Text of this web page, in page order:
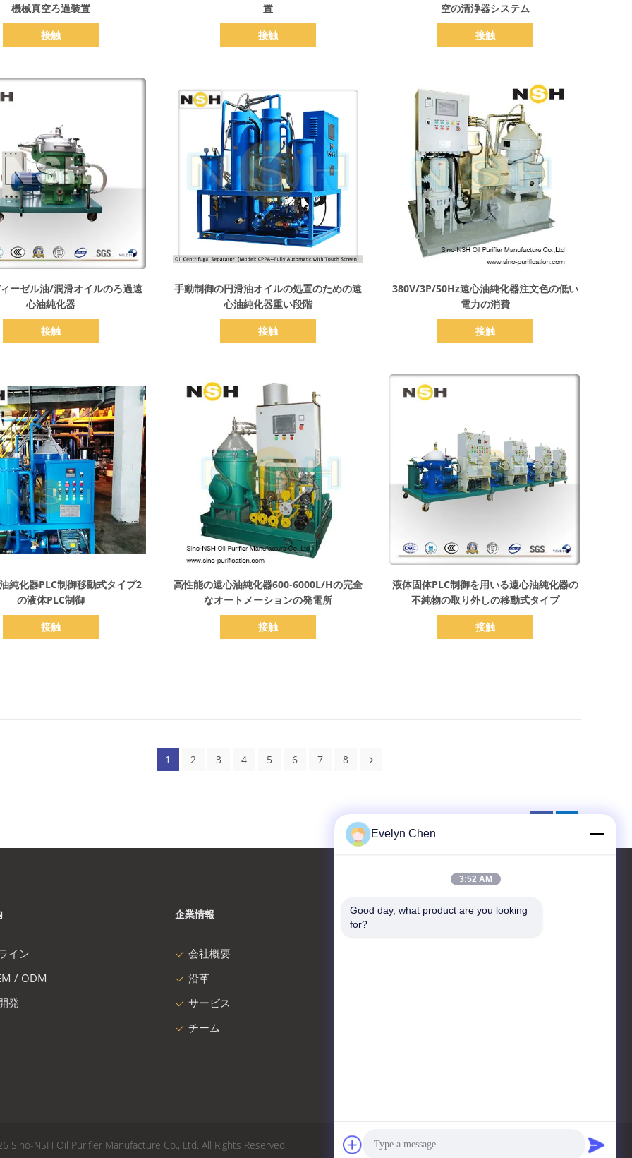
機械真空ろ過装置
接触
置
接触
空の清浄器システム
接触
ーゼル油/潤滑オイルのろ過遠
心油純化器
接触
手動制御の円滑油オイルの処置のための遠
心油純化器重い段階
接触
詳細を表示
380V/3P/50Hz遠心油純化器注文色の低い
電力の消費
接触
純化器PLC制御移動式タイプ2
の液体PLC制御
接触
高性能の遠心油純化器600-6000L/Hの完全
なオートメーションの発電所
接触
液体固体PLC制御を用いる遠心油純化器の
不純物の取り外しの移動式タイプ
接触
1 2 3 4 5 6 7 8
イン
/ ODM
発
企業情報
会社概要
沿革
サービス
チーム
お問い合わせ
プライバシー政策
NSH Oil Purifier Manufacture Co., Ltd. All Rights Reserved.
Evelyn Chen
3:52 AM
Good day, what product are you looking
for?